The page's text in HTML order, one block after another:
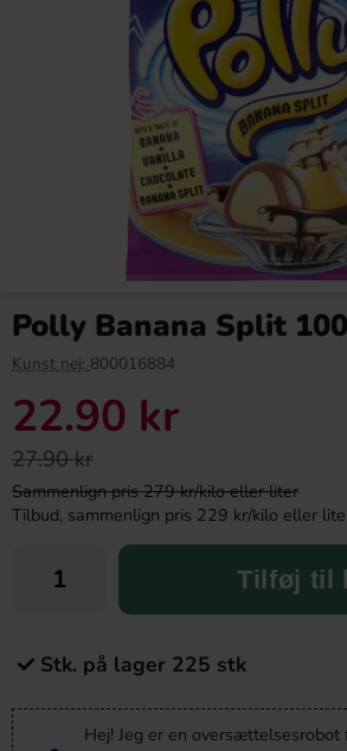
Polly Banana Split
Kunst nej: 800016884
22.90 kr
27.90 kr
Sammenlign pris 279 kr/kilo eller liter
Tilbud, sammenlign pris 229 kr/kilo eller
Tilføj til
Stk. på lager 225 stk
Hej! Jeg er en oversættelsesrobot